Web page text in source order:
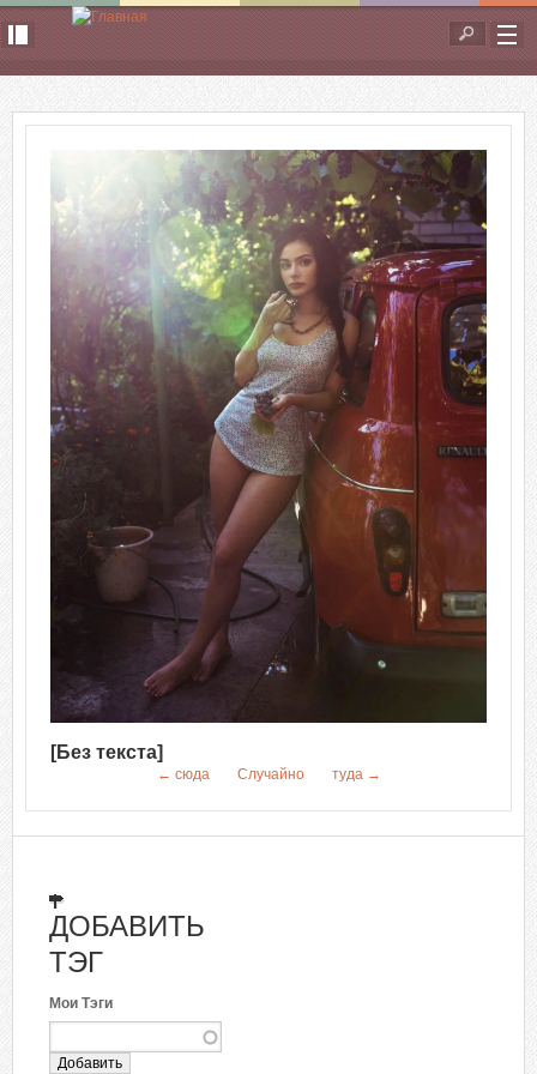
Перейти к основному содержанию
Форма
поиска
[Без текста]
← сюда Случайно туда →
ДОБАВИТЬ
ТЭГ
Мои Тэги